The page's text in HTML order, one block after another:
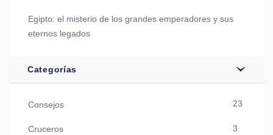
Egipto: el misterio de los grandes emperadores y sus
eternos legados
Categorías
Consejos 23
Cruceros 3